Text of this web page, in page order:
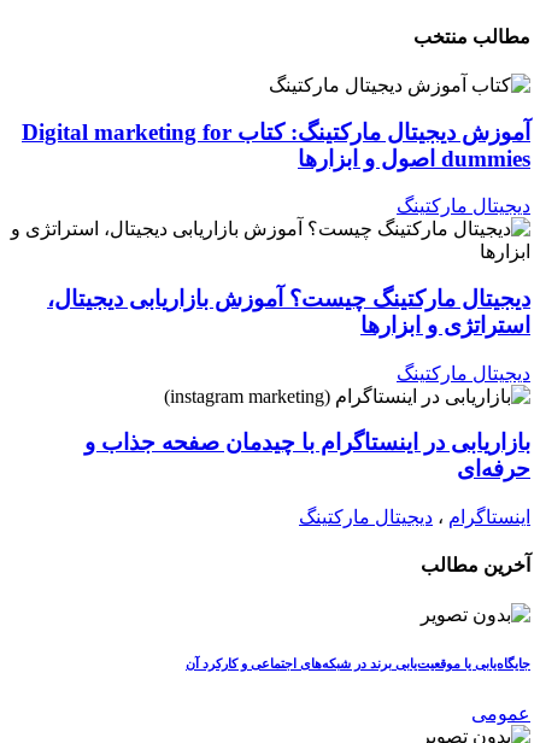
مطالب منتخب
آموزش دیجیتال مارکتینگ: کتاب Digital marketing for
dummies اصول و ابزارها
دیجیتال مارکتینگ
دیجیتال مارکتینگ چیست؟ آموزش بازاریابی دیجیتال،
استراتژی و ابزارها
دیجیتال مارکتینگ
بازاریابی در اینستاگرام با چیدمان صفحه جذاب و
حرفه‌ای
اینستاگرام ، دیجیتال مارکتینگ
آخرین مطالب
جایگاه‌یابی یا موقعیت‌یابی برند در شبکه‌های اجتماعی و کارکرد آن
عمومی